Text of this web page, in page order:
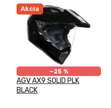
Akcia
–25 %
AGV AX9 SOLID PLK
BLACK